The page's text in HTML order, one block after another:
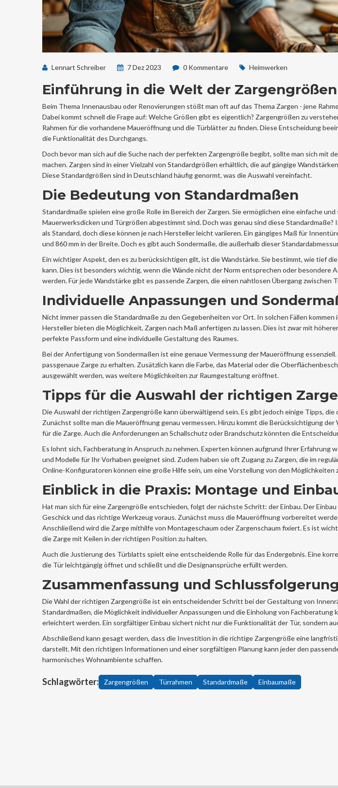
Lennart Schreiber 7 Dez 2023 0 Kommentare Heimwerken
Einführung in die Welt der Zargengrößen
Beim Thema Innenausbau oder Renovierungen stößt man oft auf das Thema Zargen - jene
Dabei kommt schnell die Frage auf: Welche Größen gibt es eigentlich? Zargengrößen zu
Rahmen für die vorhandene Maueröffnung und die Türblätter zu finden. Diese Entscheidung
die Funktionalität des Durchgangs.
Doch bevor man sich auf die Suche nach der perfekten Zargengröße begibt, sollte man sich mit
machen. Zargen sind in einer Vielzahl von Standardgrößen erhältlich, die auf gängige
Diese Standardgrößen sind in Deutschland häufig genormt, was die Auswahl vereinfacht.
Die Bedeutung von Standardmaßen
Standardmaße spielen eine große Rolle im Bereich der Zargen. Sie ermöglichen eine einfache
Mauerwerksdicken und Türgrößen abgestimmt sind. Doch was genau sind diese
als Standard, doch diese können je nach Hersteller leicht variieren. Ein gängiges Maß für
und 860 mm in der Breite. Doch es gibt auch Sondermaße, die außerhalb dieser
Ein wichtiger Aspekt, den es zu berücksichtigen gilt, ist die Wandstärke. Sie bestimmt, wie tief
kann. Dies ist besonders wichtig, wenn die Wände nicht der Norm entsprechen oder besondere
werden. Für jede Wandstärke gibt es passende Zargen, die einen nahtlosen Übergang zwischen
Individuelle Anpassungen und
Nicht immer passen die Standardmaße zu den Gegebenheiten vor Ort. In solchen Fällen
Hersteller bieten die Möglichkeit, Zargen nach Maß anfertigen zu lassen. Dies ist zwar mit
perfekte Passform und eine individuelle Gestaltung des Raumes.
Bei der Anfertigung von Sondermaßen ist eine genaue Vermessung der Maueröffnung
passgenaue Zarge zu erhalten. Zusätzlich kann die Farbe, das Material oder die
ausgewählt werden, was weitere Möglichkeiten zur Raumgestaltung eröffnet.
Tipps für die Auswahl der richtigen Zarge
Die Auswahl der richtigen Zargengröße kann überwältigend sein. Es gibt jedoch einige Tipps,
Zunächst sollte man die Maueröffnung genau vermessen. Hinzu kommt die Berücksichtigung
für die Zarge. Auch die Anforderungen an Schallschutz oder Brandschutz könnten die
Es lohnt sich, Fachberatung in Anspruch zu nehmen. Experten können aufgrund Ihrer Erfahrung
und Modelle für Ihr Vorhaben geeignet sind. Zudem haben sie oft Zugang zu Zargen, die im
Online-Konfiguratoren können eine große Hilfe sein, um eine Vorstellung von den Möglichkeiten
Einblick in die Praxis: Montage und
Hat man sich für eine Zargengröße entschieden, folgt der nächste Schritt: der Einbau. Der
Geschick und das richtige Werkzeug voraus. Zunächst muss die Maueröffnung vorbereitet
Anschließend wird die Zarge mithilfe von Montageschaum oder Zargenschaum fixiert. Es ist
die Zarge mit Keilen in der richtigen Position zu halten.
Auch die Justierung des Türblatts spielt eine entscheidende Rolle für das Endergebnis. Eine
die Tür leichtgängig öffnet und schließt und die Designansprüche erfüllt werden.
Zusammenfassung und
Die Wahl der richtigen Zargengröße ist ein entscheidender Schritt bei der Gestaltung von
Standardmaßen, die Möglichkeit individueller Anpassungen und die Einholung von Fachberatung
erleichtert werden. Ein sorgfältiger Einbau sichert nicht nur die Funktionalität der Tür, sondern
Abschließend kann gesagt werden, dass die Investition in die richtige Zargengröße eine
darstellt. Mit den richtigen Informationen und einer sorgfältigen Planung kann jeder den
harmonisches Wohnambiente schaffen.
Schlagwörter: Zargengrößen Türrahmen Standardmaße Einbaumaße